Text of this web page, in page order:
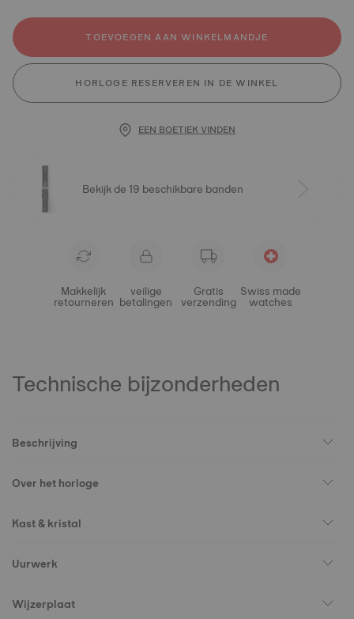
TOEVOEGEN AAN WINKELMANDJE
HORLOGE RESERVEREN IN DE WINKEL
EEN BOETIEK VINDEN
Bekijk de 19 beschikbare banden
Makkelijk
retourneren
veilige
betalingen
Gratis
verzending
Swiss made
watches
Technische bijzonderheden
Beschrijving
Over het horloge
Kast & kristal
Uurwerk
Wijzerplaat